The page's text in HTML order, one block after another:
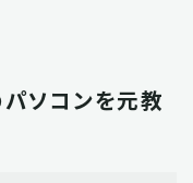
パソコンを元教